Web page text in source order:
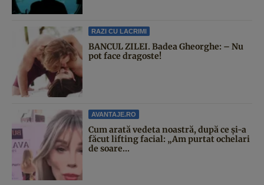
RAZI CU LACRIMI
BANCUL ZILEI. Badea Gheorghe: – Nu
pot face dragoste!
AVANTAJE.RO
Cum arată vedeta noastră, după ce și-a
făcut lifting facial: „Am purtat ochelari
de soare...